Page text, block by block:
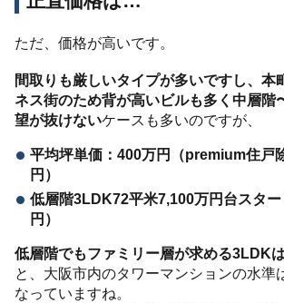
ただ、価格が高いです。
間取りも厳しいタイプが多いですし、本
ネス街のため背が高いビルも多く中層階
望が抜けないケースも多いのですが、
平均坪単価：400万円（premium住戸
円）
低層階3LDK72平米7,100万円台スタ
円）
低層階でもファミリー層が求める3LDK
と、大阪市内のタワーマンションの水準
なっていますね。